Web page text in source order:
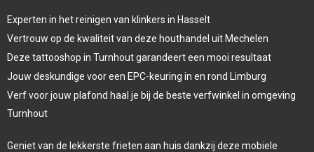
Experten in het reinigen van klinkers in Hasselt
Vertrouw op de kwaliteit van deze houthandel uit Mechelen
Deze tattooshop in Turnhout garandeert een mooi resultaat
Jouw deskundige voor een EPC-keuring in en rond Limburg
Verf voor jouw plafond haal je bij de beste verfwinkel in omgeving
Turnhout
Geniet van de lekkerste frieten aan huis dankzij deze mobiele